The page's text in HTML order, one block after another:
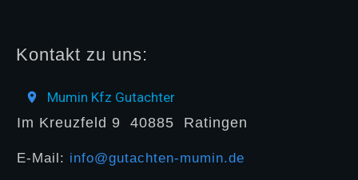
Kontakt zu uns:
Mumin Kfz Gutachter
Im Kreuzfeld 9 40885 Ratingen
E-Mail: info@gutachten-mumin.de